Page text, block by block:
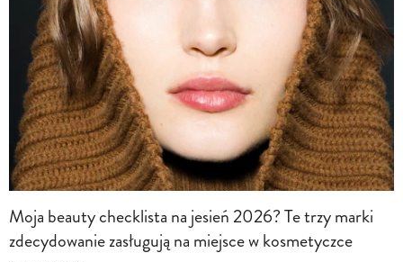
Moja beauty checklista na jesień 2026? Te trzy marki
zdecydowanie zasługują na miejsce w kosmetyczce